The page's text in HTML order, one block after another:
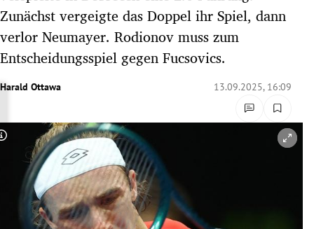
Untermenü
Untermenü
Untermenü
Untermenü
Untermenü
Untermenü
Untermenü
Zunächst vergeigte das Doppel ihr Spiel, dann
verlor Neumayer. Rodionov muss zum
Entscheidungsspiel gegen Fucsovics.
Harald Ottawa 13.09.2025, 16:09
Copyright-Hinweis öffnen/schließen